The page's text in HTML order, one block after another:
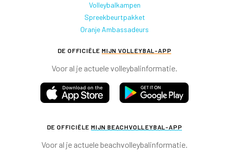
Volleybalkampen
Spreekbeurtpakket
Oranje Ambassadeurs
DE OFFICIËLE MIJN VOLLEYBAL-APP
Voor al je actuele volleybalinformatie.
DE OFFICIËLE MIJN BEACHVOLLEYBAL-APP
Voor al je actuele beachvolleybalinformatie.